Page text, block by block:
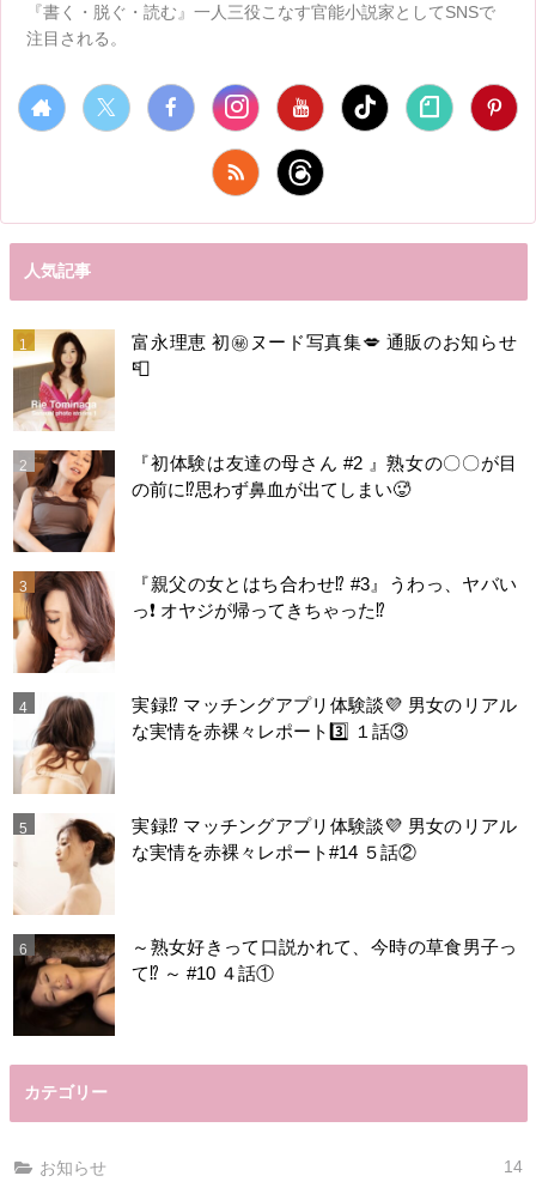
『書く・脱ぐ・読む』一人三役こなす官能小説家としてSNSで
注目される。
人気記事
富永理恵 初㊙️ヌード写真集💋 通販のお知らせ
📮
『初体験は友達の母さん #2 』熟女の〇〇が目
の前に⁉️思わず鼻血が出てしまい🥵
『親父の女とはち合わせ⁉︎ #3』うわっ、ヤバい
っ❗️ オヤジが帰ってきちゃった⁉️
実録⁉️ マッチングアプリ体験談💜 男女のリアル
な実情を赤裸々レポート3️⃣ １話③
実録⁉️ マッチングアプリ体験談💜 男女のリアル
な実情を赤裸々レポート#14 ５話②
～熟女好きって口説かれて、今時の草食男子っ
て⁉️ ～ #10 ４話①
カテゴリー
お知らせ 14